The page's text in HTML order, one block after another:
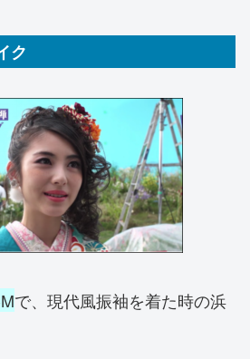
ク
で、現代風振袖を着た時の浜